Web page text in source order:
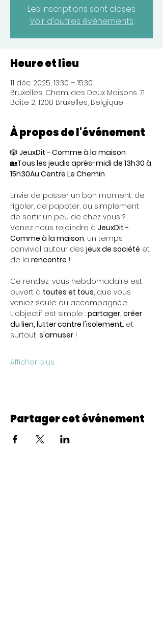
Les inscriptions sont closes
Voir d'autres événements
Heure et lieu
11 déc. 2025, 13:30 – 15:30
Bruxelles, Chem. des Deux Maisons 71
Boite 2, 1200 Bruxelles, Belgique
À propos de l'événement
🎲 JeuxDit - Comme à la maison
🏡Tous les jeudis après-midi de 13h30 à
15h30Au Centre Le Chemin
Envie de passer un bon moment, de
rigoler, de papoter, ou simplement
de sortir un peu de chez vous ?
Venez nous rejoindre à JeuxDit -
Comme à la maison, un temps
convivial autour des jeux de société et
de la rencontre !
Ce rendez-vous hebdomadaire est
ouvert à toutes et tous, que vous
veniez seul·e ou accompagné·e.
L'objectif est simple : partager, créer
du lien, lutter contre l'isolement... et
surtout, s'amuser !
Afficher plus
Partager cet événement